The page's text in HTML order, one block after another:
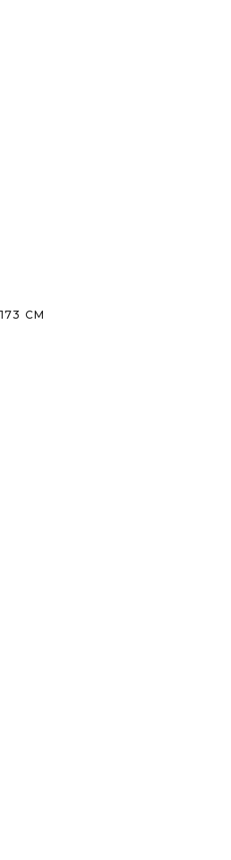
173 CM